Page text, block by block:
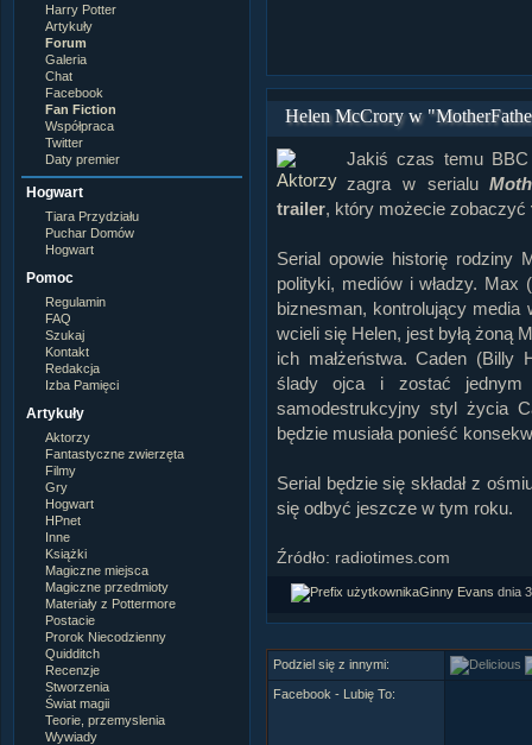
Harry Potter
Artykuły
Forum
Galeria
Chat
Facebook
Fan Fiction
Współpraca
Twitter
Daty premier
Hogwart
Tiara Przydziału
Puchar Domów
Hogwart
Pomoc
Regulamin
FAQ
Szukaj
Kontakt
Redakcja
Izba Pamięci
Artykuły
Aktorzy
Fantastyczne zwierzęta
Filmy
Gry
Hogwart
HPnet
Inne
Książki
Magiczne miejsca
Magiczne przedmioty
Materiały z Pottermore
Postacie
Prorok Niecodzienny
Quidditch
Recenzje
Stworzenia
Świat magii
Teorie, przemyslenia
Wywiady
Helen McCrory w
Jakiś czas temu BBC
zagra w serialu
trailer, który możecie zobaczyć
Serial opowie historię rodziny
polityki, mediów i władzy.
biznesman, kontrolujący media
wcieli się Helen, jest byłą żoną
ich małżeństwa. Caden
ślady ojca i zostać jednym
samodestrukcyjny styl życia
będzie musiała ponieść
Serial będzie się składał z
się odbyć jeszcze w tym roku.
Źródło: radiotimes.com
Ginny Evans dnia
Podziel się z innymi:
Facebook - Lubię To: